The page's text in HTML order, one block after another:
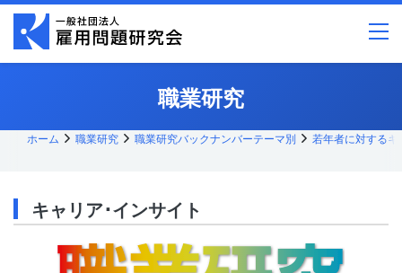
メ
ン
職業研究
ホーム 職業研究 職業研究バックナンバーテーマ別 若年者に対するキ
キャリア･インサイト